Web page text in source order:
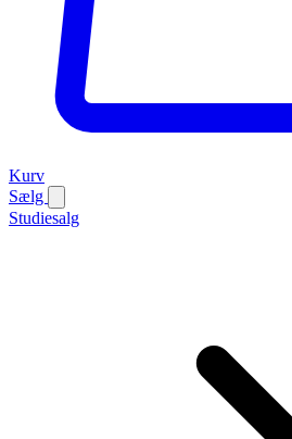
Kurv
Sælg
Studiesalg